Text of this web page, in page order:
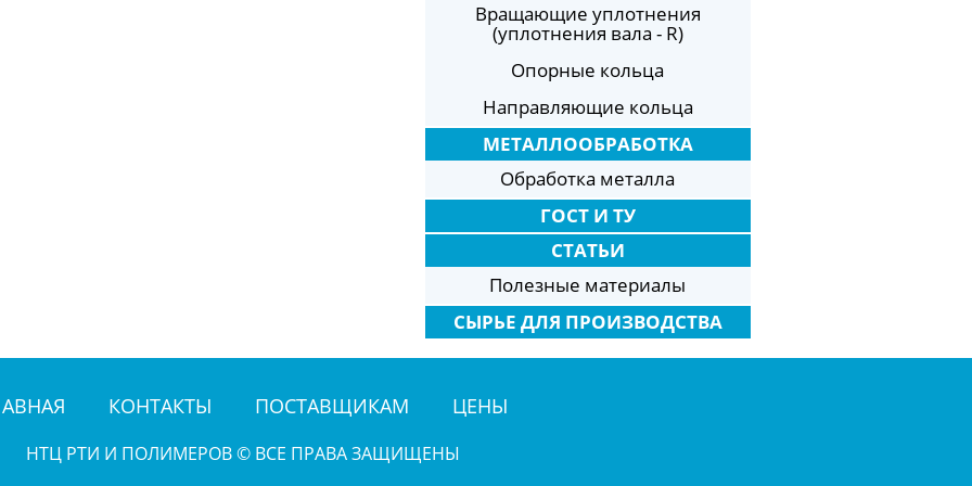
Вращающие уплотнения
(уплотнения вала - R)
Опорные кольца
Направляющие кольца
МЕТАЛЛООБРАБОТКА
Обработка металла
ГОСТ И ТУ
СТАТЬИ
Полезные материалы
СЫРЬЕ ДЛЯ ПРОИЗВОДСТВА
КОНТАКТЫ ПОСТАВЩИКАМ ЦЕНЫ
НТЦ РТИ И ПОЛИМЕРОВ © ВСЕ ПРАВА ЗАЩИЩЕНЫ